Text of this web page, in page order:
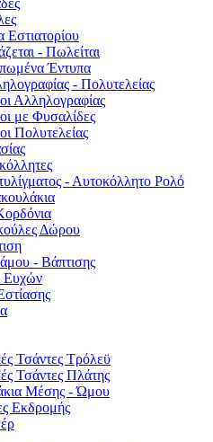
Εστιατορίου
- Πωλείται
Έντυπα
- Πολυτελείας
Αλληλογραφίας
με Φυσαλίδες
Πολυτελείας
- Αυτοκόλλητο Ρολό
Δώρου
- Βάπτισης
Ευχών
Τσάντες Τρόλεϋ
Τσάντες Πλάτης
Μέσης - Ώμου
Εκδρομής